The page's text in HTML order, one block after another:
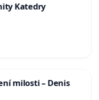
Katedry
milosti – Denis